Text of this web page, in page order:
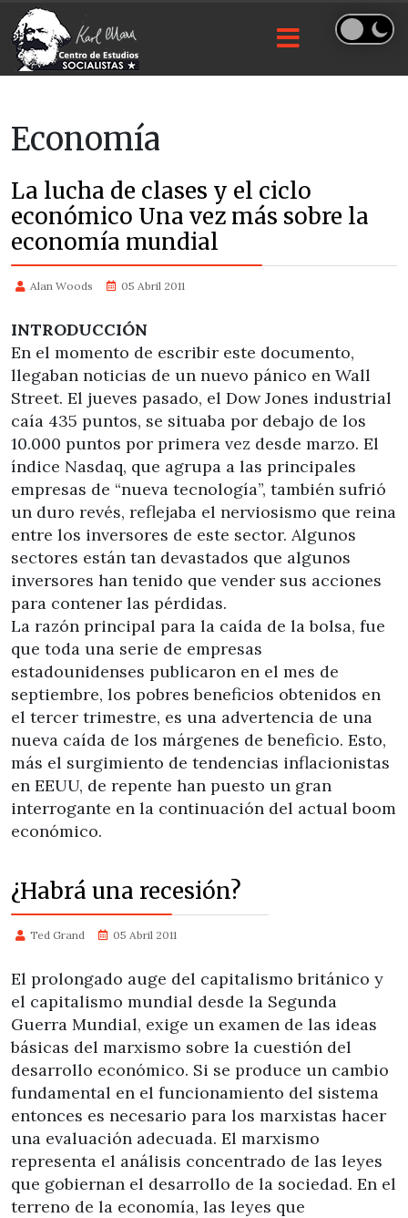
Economía
La lucha de clases y el ciclo
económico Una vez más sobre la
economía mundial
Alan Woods 05 Abril 2011
INTRODUCCIÓN
En el momento de escribir este documento,
llegaban noticias de un nuevo pánico en Wall
Street. El jueves pasado, el Dow Jones industrial
caía 435 puntos, se situaba por debajo de los
10.000 puntos por primera vez desde marzo. El
índice Nasdaq, que agrupa a las principales
empresas de “nueva tecnología”, también sufrió
un duro revés, reflejaba el nerviosismo que reina
entre los inversores de este sector. Algunos
sectores están tan devastados que algunos
inversores han tenido que vender sus acciones
para contener las pérdidas.
La razón principal para la caída de la bolsa, fue
que toda una serie de empresas
estadounidenses publicaron en el mes de
septiembre, los pobres beneficios obtenidos en
el tercer trimestre, es una advertencia de una
nueva caída de los márgenes de beneficio. Esto,
más el surgimiento de tendencias inflacionistas
en EEUU, de repente han puesto un gran
interrogante en la continuación del actual boom
económico.
¿Habrá una recesión?
Ted Grand 05 Abril 2011
El prolongado auge del capitalismo británico y
el capitalismo mundial desde la Segunda
Guerra Mundial, exige un examen de las ideas
básicas del marxismo sobre la cuestión del
desarrollo económico. Si se produce un cambio
fundamental en el funcionamiento del sistema
entonces es necesario para los marxistas hacer
una evaluación adecuada. El marxismo
representa el análisis concentrado de las leyes
que gobiernan el desarrollo de la sociedad. En el
terreno de la economía, las leyes que